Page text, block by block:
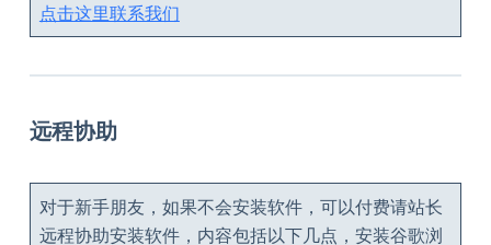
点击这里联系我们
远程协助
对于新手朋友，如果不会安装软件，可以付费请站长
远程协助安装软件，内容包括以下几点，安装谷歌浏